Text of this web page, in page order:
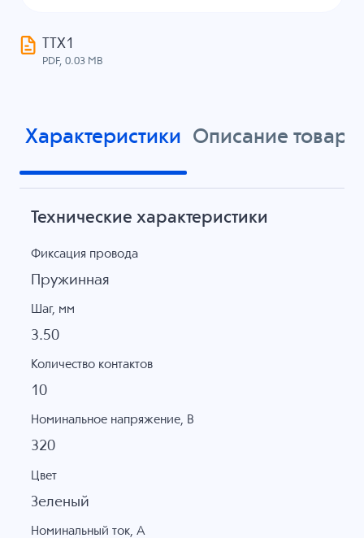
ТТХ1
PDF, 0.03 MB
Характеристики Описание товара
Технические характеристики
Фиксация провода
Пружинная
Шаг, мм
3.50
Количество контактов
10
Номинальное напряжение, B
320
Цвет
Зеленый
Номинальный ток, А